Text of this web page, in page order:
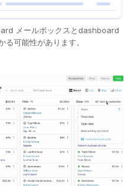
メールボックスとdashboard
る可能性があります。